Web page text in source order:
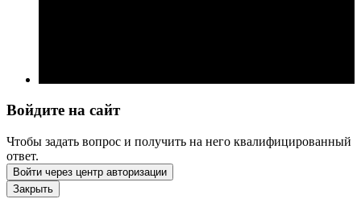
Войдите на сайт
Чтобы задать вопрос и получить на него квалифицированный
ответ.
Войти через центр авторизации
Закрыть